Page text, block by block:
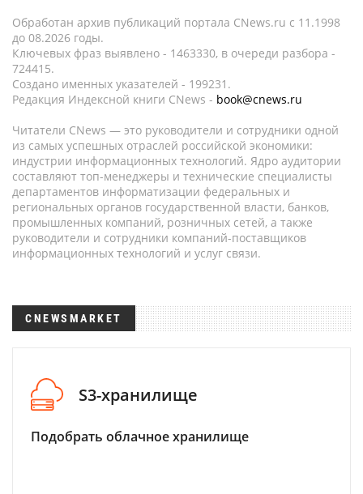
Обработан архив публикаций портала CNews.ru c 11.1998
до 08.2026 годы.
Ключевых фраз выявлено - 1463330, в очереди разбора -
724415.
Создано именных указателей - 199231.
Редакция Индексной книги CNews - book@cnews.ru
Читатели CNews — это руководители и сотрудники одной
из самых успешных отраслей российской экономики:
индустрии информационных технологий. Ядро аудитории
составляют топ-менеджеры и технические специалисты
департаментов информатизации федеральных и
региональных органов государственной власти, банков,
промышленных компаний, розничных сетей, а также
руководители и сотрудники компаний-поставщиков
информационных технологий и услуг связи.
CNEWSMARKET
S3-хранилище
Подобрать облачное хранилище